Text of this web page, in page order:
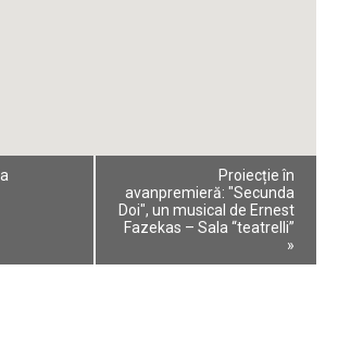
Proiecție în
avanpremieră: "Secunda
Doi", un musical de Ernest
Fazekas – Sala “teatrelli”
»